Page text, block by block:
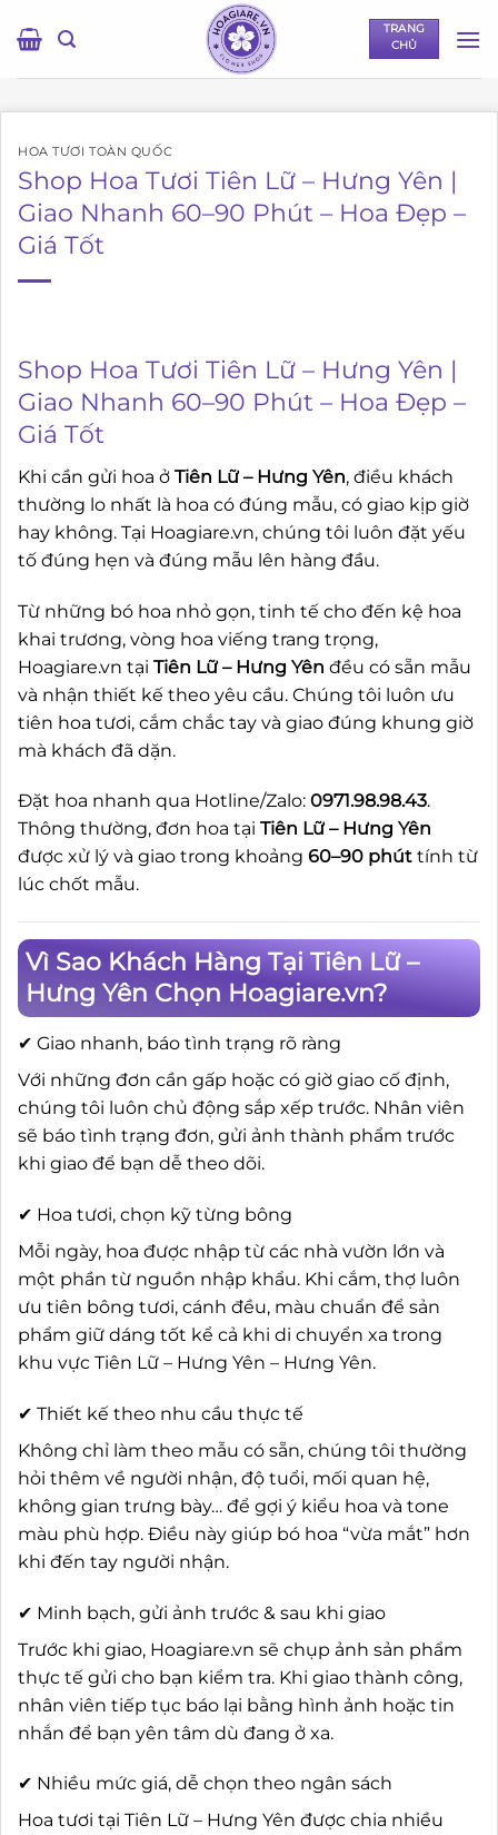
qua
TRANG
CHỦ
HOA TƯƠI TOÀN QUỐC
Shop Hoa Tươi Tiên Lữ – Hưng Yên |
Giao Nhanh 60–90 Phút – Hoa Đẹp –
Giá Tốt
Shop Hoa Tươi Tiên Lữ – Hưng Yên |
Giao Nhanh 60–90 Phút – Hoa Đẹp –
Giá Tốt
Khi cần gửi hoa ở Tiên Lữ – Hưng Yên, điều khách
thường lo nhất là hoa có đúng mẫu, có giao kịp giờ
hay không. Tại Hoagiare.vn, chúng tôi luôn đặt yếu
tố đúng hẹn và đúng mẫu lên hàng đầu.
Từ những bó hoa nhỏ gọn, tinh tế cho đến kệ hoa
khai trương, vòng hoa viếng trang trọng,
Hoagiare.vn tại Tiên Lữ – Hưng Yên đều có sẵn mẫu
và nhận thiết kế theo yêu cầu. Chúng tôi luôn ưu
tiên hoa tươi, cắm chắc tay và giao đúng khung giờ
mà khách đã dặn.
Đặt hoa nhanh qua Hotline/Zalo: 0971.98.98.43.
Thông thường, đơn hoa tại Tiên Lữ – Hưng Yên
được xử lý và giao trong khoảng 60–90 phút tính từ
lúc chốt mẫu.
Vì Sao Khách Hàng Tại Tiên Lữ –
Hưng Yên Chọn Hoagiare.vn?
✔ Giao nhanh, báo tình trạng rõ ràng
Với những đơn cần gấp hoặc có giờ giao cố định,
chúng tôi luôn chủ động sắp xếp trước. Nhân viên
sẽ báo tình trạng đơn, gửi ảnh thành phẩm trước
khi giao để bạn dễ theo dõi.
✔ Hoa tươi, chọn kỹ từng bông
Mỗi ngày, hoa được nhập từ các nhà vườn lớn và
một phần từ nguồn nhập khẩu. Khi cắm, thợ luôn
ưu tiên bông tươi, cánh đều, màu chuẩn để sản
phẩm giữ dáng tốt kể cả khi di chuyển xa trong
khu vực Tiên Lữ – Hưng Yên – Hưng Yên.
✔ Thiết kế theo nhu cầu thực tế
Không chỉ làm theo mẫu có sẵn, chúng tôi thường
hỏi thêm về người nhận, độ tuổi, mối quan hệ,
không gian trưng bày… để gợi ý kiểu hoa và tone
màu phù hợp. Điều này giúp bó hoa “vừa mắt” hơn
khi đến tay người nhận.
✔ Minh bạch, gửi ảnh trước & sau khi giao
Trước khi giao, Hoagiare.vn sẽ chụp ảnh sản phẩm
thực tế gửi cho bạn kiểm tra. Khi giao thành công,
nhân viên tiếp tục báo lại bằng hình ảnh hoặc tin
nhắn để bạn yên tâm dù đang ở xa.
✔ Nhiều mức giá, dễ chọn theo ngân sách
Hoa tươi tại Tiên Lữ – Hưng Yên được chia nhiều